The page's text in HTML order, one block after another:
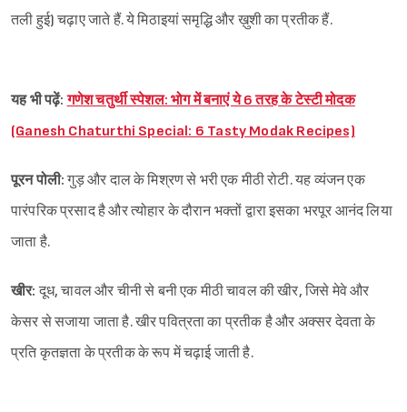
तली हुई) चढ़ाए जाते हैं. ये मिठाइयां समृद्धि और ख़ुशी का प्रतीक हैं.
यह भी पढ़ें:गणेश चतुर्थी स्पेशल: भोग में बनाएं ये 6 तरह के टेस्टी मोदक
(Ganesh Chaturthi Special: 6 Tasty Modak Recipes)
पूरन पोली:गुड़ और दाल के मिश्रण से भरी एक मीठी रोटी. यह व्यंजन एक
पारंपरिक प्रसाद है और त्योहार के दौरान भक्तों द्वारा इसका भरपूर आनंद लिया
जाता है.
खीर: दूध, चावल और चीनी से बनी एक मीठी चावल की खीर, जिसे मेवे और
केसर से सजाया जाता है. खीर पवित्रता का प्रतीक है और अक्सर देवता के
प्रति कृतज्ञता के प्रतीक के रूप में चढ़ाई जाती है.